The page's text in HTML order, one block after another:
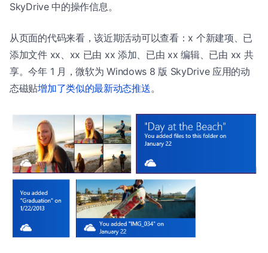
SkyDrive 中的操作信息。
从页面的代码来看，该近期活动可以查看：x 个新建项、已
添加文件 xx、xx 已由 xx 添加、已由 xx 编辑、已由 xx 共
享。今年 1 月，微软为 Windows 8 版 SkyDrive 应用的动
态磁贴增加了类似的最新动态推送。